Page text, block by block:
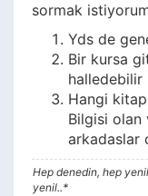
sormak
Yds de
Bir kursa
halledebilir
Hangi
Bilgisi olan
arkadaslar
Hep denedin, hep
yenil..*